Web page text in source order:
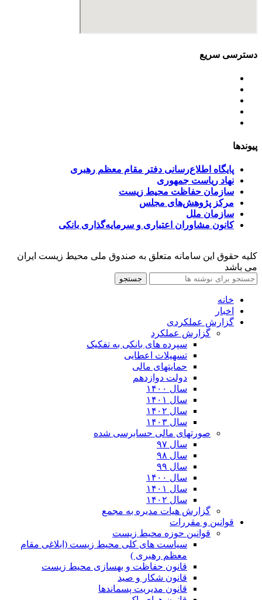
دسترسی سریع
پیوندها
پایگاه اطلاع‌رسانی دفتر مقام معظم رهبری
نهاد ریاست جمهوری
سازمان حفاظت محیط زیست
مرکز پژوهش‌های مجلس
سازمان ملل
کانون مشاوران اعتباری و سرمایه‌گذاری بانکی
کلیه حقوق این سامانه متعلق به صندوق ملی محیط زیست ایران
می باشد
جستجو
خانه
اخبار
گزارش عملکردی
گزارش عملکرد
سپرده های بانکی به تفکیک
تسهیلات اعطایی
حمایتهای مالی
دولت دوازدهم
سال ۱۴۰۰
سال ۱۴۰۱
سال ۱۴۰۲
سال ۱۴۰۳
صورتهای مالی حسابرسی شده
سال ۹۷
سال ۹۸
سال ۹۹
سال ۱۴۰۰
سال ۱۴۰۱
سال ۱۴۰۲
گزارش هیات مدیره به مجمع
قوانین و مقررات
قوانین حوزه محیط زیست
ﺳﯿﺎﺳﺖ ﻫﺎی ﮐﻠﯽ ﻣﺤﯿﻂ زﯾﺴﺖ (ابلاغی مقام
معظم رهبری )
قانون حفاظت و بهسازی محیط زیست
قانون شکار و صید
قانون مدیریت پسماندها